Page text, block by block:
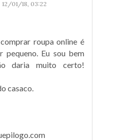
12/01/18, 03:22
roupa online é
pequeno. Eu sou bem
daria muito certo!
casaco.